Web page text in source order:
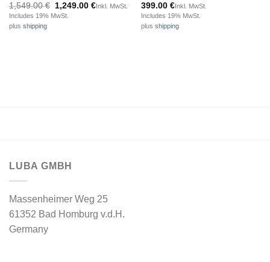
1,549.00€
Original
price
was:
1,249.00 €Current
Inkl. MwSt.
Includes 19% MwSt.
plus shipping
399.00 €Inkl. MwSt.
Includes 19% MwSt.
plus shipping
LUBA GMBH
Massenheimer Weg 25
61352 Bad Homburg v.d.H.
Germany